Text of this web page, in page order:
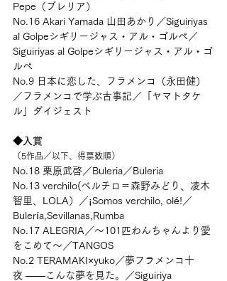
Pepe（ブレリア）
No.16 Akari Yamada 山田あかり／Siguiriyas
al Golpeシギリージャス・アル・ゴルぺ／
Siguiriyas al Golpeシギリージャス・アル・ゴ
ルぺ
No.9 日本に恋した、フラメンコ（永田健）
／フラメンコで学ぶ古事記／「ヤマトタケ
ル」ダイジェスト
◆入賞
（5作品／以下、得票数順）
No.18 栗原武啓／Buleria／Buleria
No.13 verchilo(ベルチロ＝森野みどり、凌木
智里、LOLA）／¡Somos verchilo, olé!／
Bulería,Sevillanas,Rumba
No.17 ALEGRIA／～101匹わんちゃんより愛
をこめて～／TANGOS
No.2 TERAMAKI×yuko／夢フラメンコ十
夜 ――こんな夢を見た。／Siguiriya